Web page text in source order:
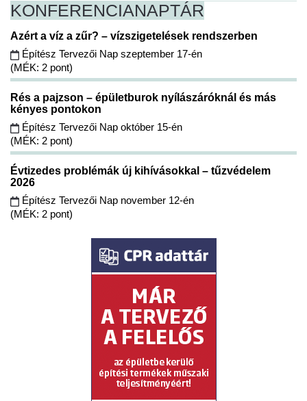
KONFERENCIANAPTÁR
Azért a víz a zűr? – vízszigetelések rendszerben
Építész Tervezői Nap szeptember 17-én
(MÉK: 2 pont)
Rés a pajzson – épületburok nyílászáróknál és más
kényes pontokon
Építész Tervezői Nap október 15-én
(MÉK: 2 pont)
Évtizedes problémák új kihívásokkal – tűzvédelem
2026
Építész Tervezői Nap november 12-én
(MÉK: 2 pont)